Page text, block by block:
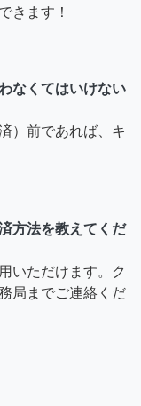
きます！
なくてはいけない
）前であれば、キ
方法を教えてくだ
いただけます。ク
局までご連絡くだ